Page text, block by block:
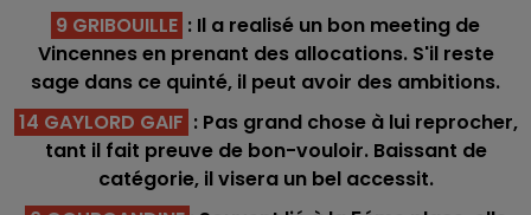
9 GRIBOUILLE : Il a realisé un bon meeting de
Vincennes en prenant des allocations. S'il reste
sage dans ce quinté, il peut avoir des ambitions.
14 GAYLORD GAIF : Pas grand chose à lui reprocher,
tant il fait preuve de bon-vouloir. Baissant de
catégorie, il visera un bel accessit.